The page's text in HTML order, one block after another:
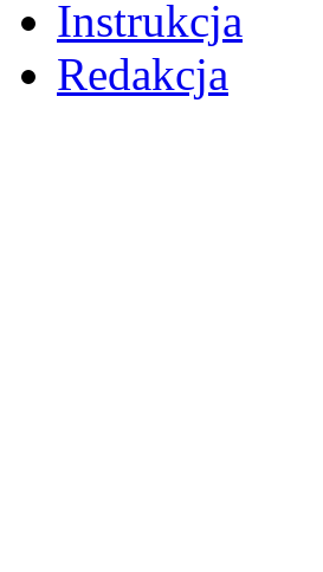
Instrukcja
Redakcja